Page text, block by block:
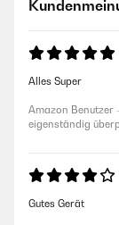
Alles Super
Amazon Benutzer
eigenständig
Gutes Gerät